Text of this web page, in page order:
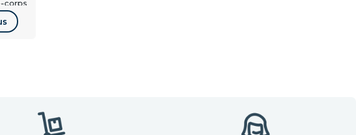
?
et collage adapté, permettant un assemblage structurel à froid.
peuvent être proposées uniquement en inox A2.
corps